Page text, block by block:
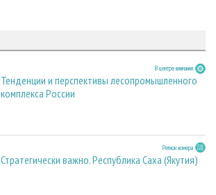
В центре внимания
Тенденции и перспективы лесопромышленного
комплекса России
Регион номера
Стратегически важно. Республика Саха (Якутия)